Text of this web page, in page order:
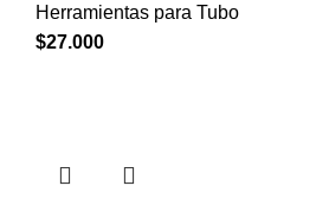
Herramientas para Tubo
$27.000